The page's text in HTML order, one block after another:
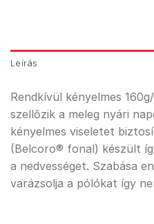
Leírás
Rendkívül kényelmes
szellőzik a meleg nyári
kényelmes viseletet
(Belcoro® fonal) készült
a nedvességet. Szabása
varázsolja a pólókat így